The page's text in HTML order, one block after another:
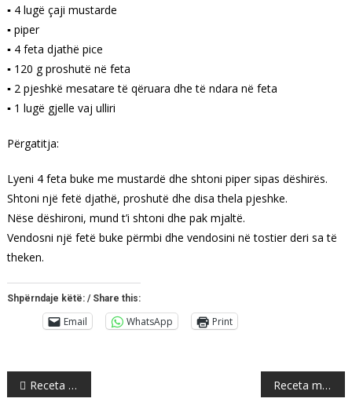
▪ 4 lugë çaji mustarde
▪ piper
▪ 4 feta djathë pice
▪ 120 g proshutë në feta
▪ 2 pjeshkë mesatare të qëruara dhe të ndara në feta
▪ 1 lugë gjelle vaj ulliri
Përgatitja:
Lyeni 4 feta buke me mustardë dhe shtoni piper sipas dëshirës.
Shtoni një fetë djathë, proshutë dhe disa thela pjeshke.
Nëse dëshironi, mund t’i shtoni dhe pak mjaltë.
Vendosni një fetë buke përmbi dhe vendosini në tostier deri sa të
theken.
Shpërndaje këtë: / Share this:
Email WhatsApp Print
Post
navigation
Receta për një ramstek plot shije Receta më e mirë e bakllavës për Bajram